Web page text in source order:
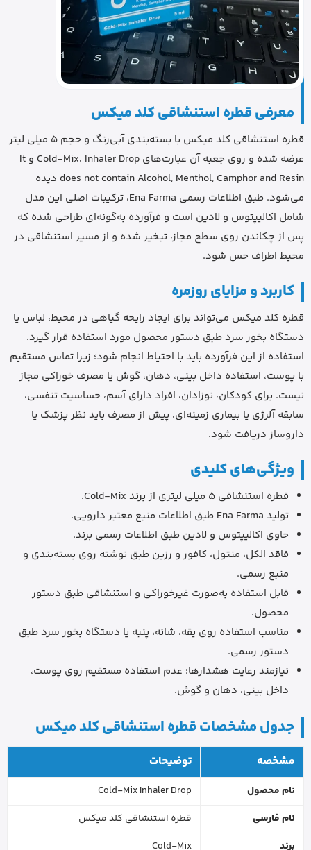
معرفی قطره استنشاقی کلد میکس
قطره استنشاقی کلد میکس با بسته‌بندی آبی‌رنگ و حجم 5 میلی لیتر
عرضه شده و روی جعبه آن عبارت‌های Cold-Mix، Inhaler Drop و It
does not contain Alcohol, Menthol, Camphor and Resin دیده
می‌شود. طبق اطلاعات رسمی Ena Farma، ترکیبات اصلی این مدل
شامل اکالیپتوس و لادین است و فرآورده به‌گونه‌ای طراحی شده که
پس از چکاندن روی سطح مجاز، تبخیر شده و از مسیر استنشاقی در
محیط اطراف حس شود.
کاربرد و مزایای روزمره
قطره کلد میکس می‌تواند برای ایجاد رایحه گیاهی در محیط، لباس یا
دستگاه بخور سرد طبق دستور محصول مورد استفاده قرار گیرد.
استفاده از این فرآورده باید با احتیاط انجام شود؛ زیرا تماس مستقیم
با پوست، استفاده داخل بینی، دهان، گوش یا مصرف خوراکی مجاز
نیست. برای کودکان، نوزادان، افراد دارای آسم، حساسیت تنفسی،
سابقه آلرژی یا بیماری زمینه‌ای، پیش از مصرف باید نظر پزشک یا
داروساز دریافت شود.
ویژگی‌های کلیدی
قطره استنشاقی 5 میلی لیتری از برند Cold-Mix.
تولید Ena Farma طبق اطلاعات منبع معتبر دارویی.
حاوی اکالیپتوس و لادین طبق اطلاعات رسمی برند.
فاقد الکل، منتول، کافور و رزین طبق نوشته روی بسته‌بندی و
منبع رسمی.
قابل استفاده به‌صورت غیرخوراکی و استنشاقی طبق دستور
محصول.
مناسب استفاده روی یقه، شانه، پنبه یا دستگاه بخور سرد طبق
دستور رسمی.
نیازمند رعایت هشدارها؛ عدم استفاده مستقیم روی پوست،
داخل بینی، دهان و گوش.
جدول مشخصات قطره استنشاقی کلد میکس
مشخصه توضیحات
نام محصول
Cold-Mix Inhaler Drop
نام فارسی
قطره استنشاقی کلد میکس
برند
Cold-Mix